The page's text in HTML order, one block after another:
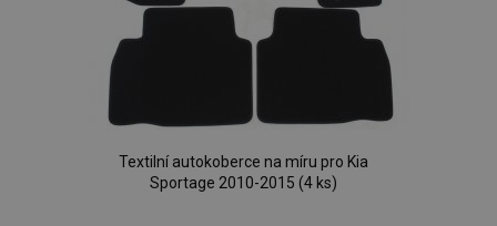
Textilní autokoberce na míru pro Kia
Sportage 2010-2015 (4 ks)